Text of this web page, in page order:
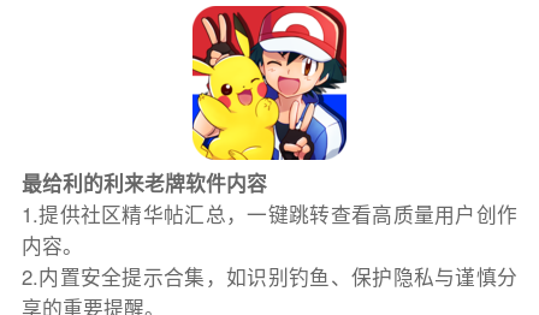
最给利的利来老牌软件内容
1.提供社区精华帖汇总，一键跳转查看高质量用户创作
内容。
2.内置安全提示合集，如识别钓鱼、保护隐私与谨慎分
享的重要提醒。